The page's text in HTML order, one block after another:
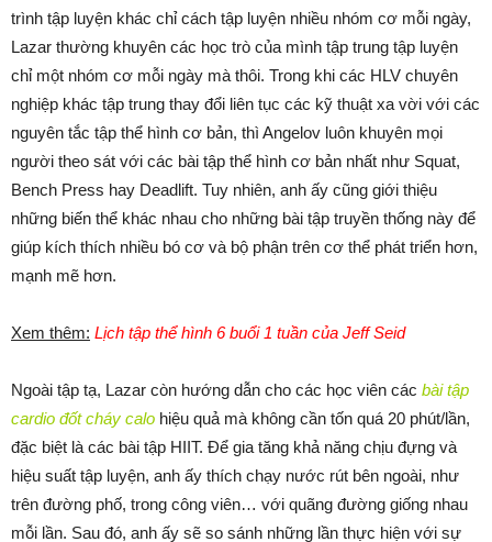
trình tập luyện khác chỉ cách tập luyện nhiều nhóm cơ mỗi ngày,
Lazar thường khuyên các học trò của mình tập trung tập luyện
chỉ một nhóm cơ mỗi ngày mà thôi. Trong khi các HLV chuyên
nghiệp khác tập trung thay đổi liên tục các kỹ thuật xa vời với các
nguyên tắc tập thể hình cơ bản, thì Angelov luôn khuyên mọi
người theo sát với các bài tập thể hình cơ bản nhất như Squat,
Bench Press hay Deadlift. Tuy nhiên, anh ấy cũng giới thiệu
những biến thể khác nhau cho những bài tập truyền thống này để
giúp kích thích nhiều bó cơ và bộ phận trên cơ thể phát triển hơn,
mạnh mẽ hơn.
Xem thêm: Lịch tập thể hình 6 buổi 1 tuần của Jeff Seid
Ngoài tập tạ, Lazar còn hướng dẫn cho các học viên các bài tập
cardio đốt cháy calo hiệu quả mà không cần tốn quá 20 phút/lần,
đặc biệt là các bài tập HIIT. Để gia tăng khả năng chịu đựng và
hiệu suất tập luyện, anh ấy thích chạy nước rút bên ngoài, như
trên đường phố, trong công viên… với quãng đường giống nhau
mỗi lần. Sau đó, anh ấy sẽ so sánh những lần thực hiện với sự